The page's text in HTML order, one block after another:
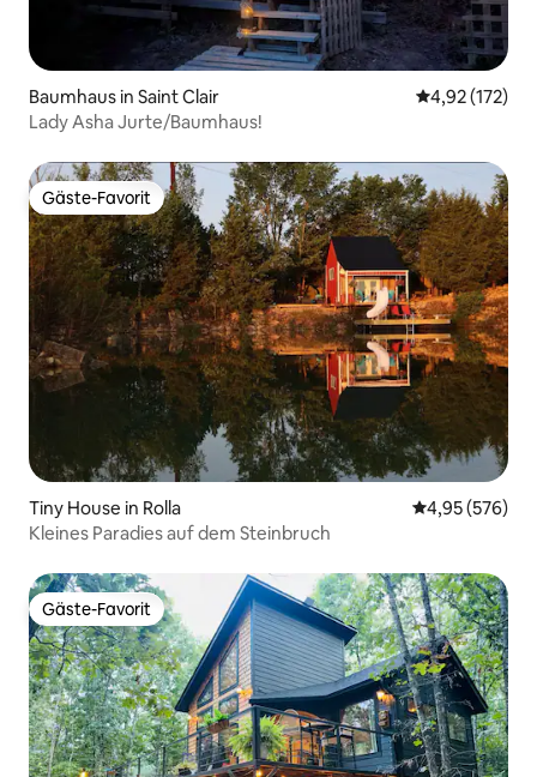
Baumhaus in Saint Clair
4,92 (172)
Lady Asha Jurte/Baumhaus!
Gäste-Favorit
Gäste-Favorit
Tiny House in Rolla
4,95 (576)
Kleines Paradies auf dem Steinbruch
Gäste-Favorit
Gäste-Favorit